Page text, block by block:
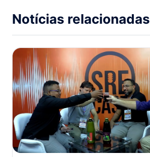
Notícias relacionadas